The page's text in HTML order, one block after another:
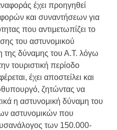
έχει προηγηθεί
και συναντήσεων για
που αντιμετωπίζει το
του αστυνομικού
της δύναμης του Α.Τ. λόγω
τουριστική περίοδο
έχει αποστείλει και
ζητώντας να
η αστυνομική δύναμη του
αστυνομικών που
των 150.000-